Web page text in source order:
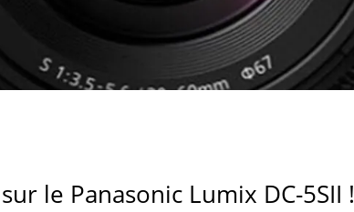
le Panasonic Lumix DC-5SII !